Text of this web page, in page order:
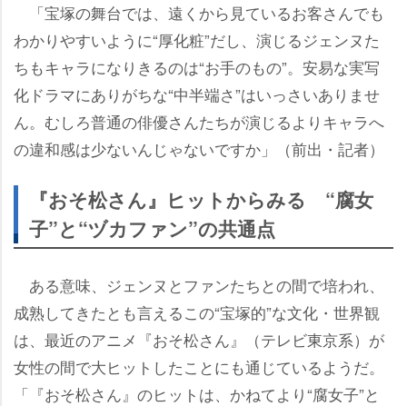
「宝塚の舞台では、遠くから見ているお客さんでも
わかりやすいように“厚化粧”だし、演じるジェンヌた
ちもキャラになりきるのは“お手のもの”。安易な実写
化ドラマにありがちな“中半端さ”はいっさいありませ
ん。むしろ普通の俳優さんたちが演じるよりキャラへ
の違和感は少ないんじゃないですか」（前出・記者）
『おそ松さん』ヒットからみる “腐女
子”と“ヅカファン”の共通点
ある意味、ジェンヌとファンたちとの間で培われ、
成熟してきたとも言えるこの“宝塚的”な文化・世界観
は、最近のアニメ『おそ松さん』（テレビ東京系）が
女性の間で大ヒットしたことにも通じているようだ。
「『おそ松さん』のヒットは、かねてより“腐女子”と